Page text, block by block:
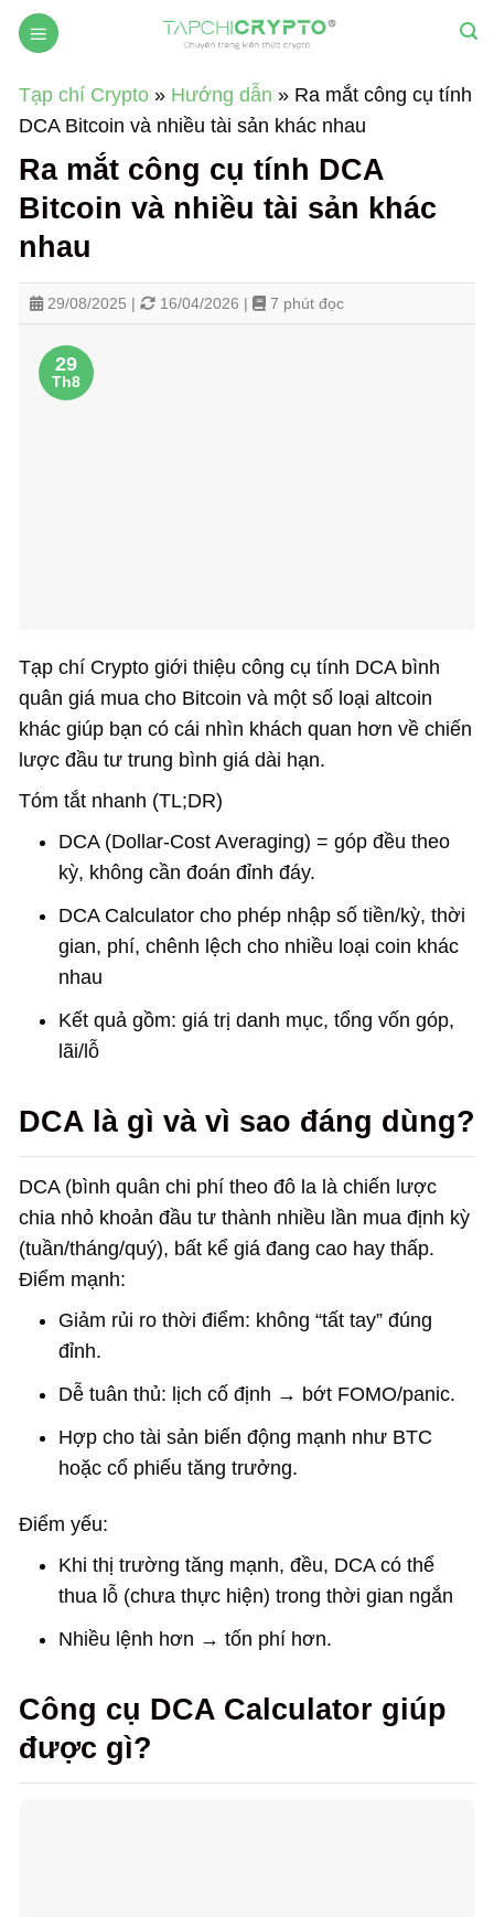
Skip
Tạp chí Crypto » Hướng dẫn » Ra mắt công cụ tính
DCA Bitcoin và nhiều tài sản khác nhau
Ra mắt công cụ tính DCA
Bitcoin và nhiều tài sản khác
nhau
29/08/2025 | 16/04/2026 | 7 phút đọc
29
Th8
Tạp chí Crypto giới thiệu công cụ tính DCA bình
quân giá mua cho Bitcoin và một số loại altcoin
khác giúp bạn có cái nhìn khách quan hơn về chiến
lược đầu tư trung bình giá dài hạn.
Tóm tắt nhanh (TL;DR)
DCA (Dollar-Cost Averaging) = góp đều theo
kỳ, không cần đoán đỉnh đáy.
DCA Calculator cho phép nhập số tiền/kỳ, thời
gian, phí, chênh lệch cho nhiều loại coin khác
nhau
Kết quả gồm: giá trị danh mục, tổng vốn góp,
lãi/lỗ
DCA là gì và vì sao đáng dùng?
DCA (bình quân chi phí theo đô la là chiến lược
chia nhỏ khoản đầu tư thành nhiều lần mua định kỳ
(tuần/tháng/quý), bất kể giá đang cao hay thấp.
Điểm mạnh:
Giảm rủi ro thời điểm: không “tất tay” đúng
đỉnh.
Dễ tuân thủ: lịch cố định → bớt FOMO/panic.
Hợp cho tài sản biến động mạnh như BTC
hoặc cổ phiếu tăng trưởng.
Điểm yếu:
Khi thị trường tăng mạnh, đều, DCA có thể
thua lỗ (chưa thực hiện) trong thời gian ngắn
Nhiều lệnh hơn → tốn phí hơn.
Công cụ DCA Calculator giúp
được gì?